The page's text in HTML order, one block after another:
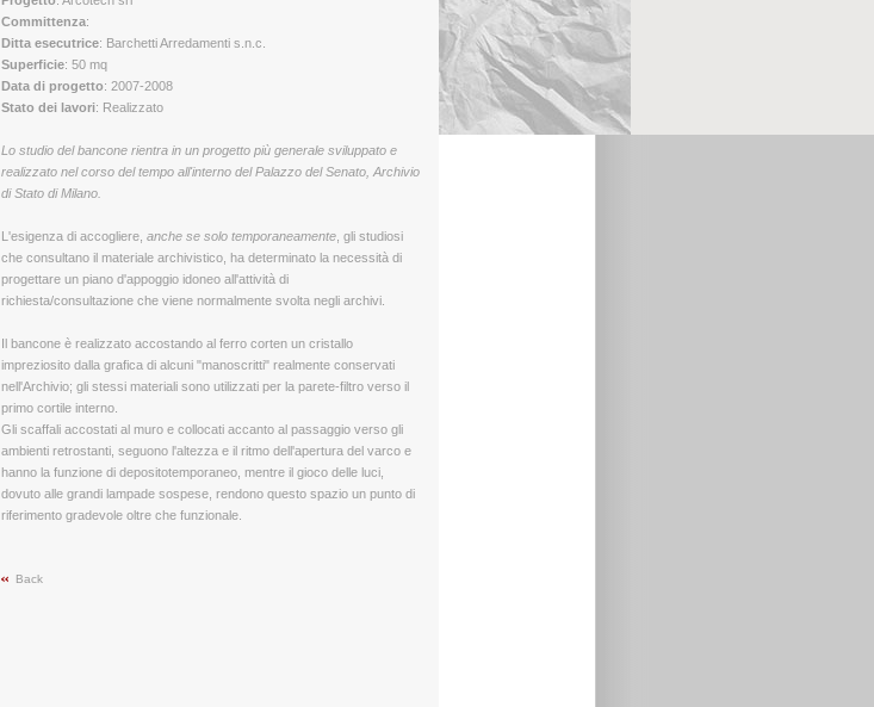
Committenza:
Ditta esecutrice: Barchetti Arredamenti s.n.c.
Superficie: 50 mq
Data di progetto: 2007-2008
Stato dei lavori: Realizzato
Lo studio del bancone rientra in un progetto più generale sviluppato e
realizzato nel corso del tempo all'interno del Palazzo del Senato, Archivio
di Stato di Milano.
L'esigenza di accogliere, anche se solo temporaneamente , gli studiosi
che consultano il materiale archivistico, ha determinato la necessità di
progettare un piano d'appoggio idoneo all'attività di
richiesta/consultazione che viene normalmente svolta negli archivi.
Il bancone è realizzato accostando al ferro corten un cristallo
impreziosito dalla grafica di alcuni "manoscritti" realmente conservati
nell'Archivio; gli stessi materiali sono utilizzati per la parete-filtro verso il
primo cortile interno.
Gli scaffali accostati al muro e collocati accanto al passaggio verso gli
ambienti retrostanti, seguono l'altezza e il ritmo dell'apertura del varco e
hanno la funzione di depositotemporaneo, mentre il gioco delle luci,
dovuto alle grandi lampade sospese, rendono questo spazio un punto di
riferimento gradevole oltre che funzionale.
Back